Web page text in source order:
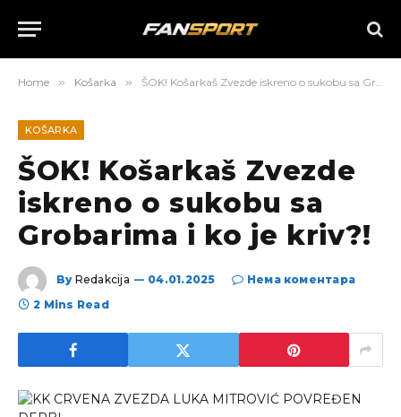
Home » Košarka » ŠOK! Košarkaš Zvezde iskreno o sukobu sa Grobarima i ko je kriv?!
KOŠARKA
ŠOK! Košarkaš Zvezde
iskreno o sukobu sa
Grobarima i ko je kriv?!
By Redakcija 04.01.2025
Нема коментара
2 Mins Read